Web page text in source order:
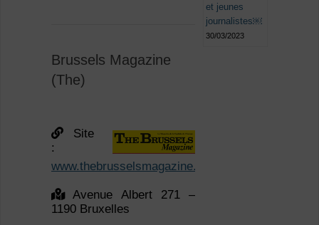
Brussels Magazine
(The)
Site
:
www.thebrusselsmagazine.be
Avenue Albert 271 –
1190 Bruxelles
et jeunes
journalistes￼
30/03/2023